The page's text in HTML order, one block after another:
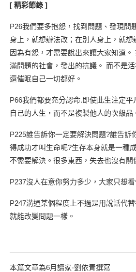
[ 精彩節錄 ]
P26我們要多抱怨，找到問題、發現問
身上，就想辦法改；在別人身上，就想
因為有怨，才需要說出來讓大家知道
滿問題的社會，發出的抗議。 而不是活
還催眠自己一切都好。
P66我們都要充分認命.即使此生注定平
自己的人生，而不是複製他人的次級品
P225誰告訴你一定要解決問題?誰告訴
得成功才叫生命呢?生存本身就是一種
不需要解決。很多東西，失去也沒有關
P237沒人在意你努力多少，大家只想看
P247溝通某個程度上不過是用說話代
就能改變問題一樣。
本篇文章為6月讀家-劉依青撰寫